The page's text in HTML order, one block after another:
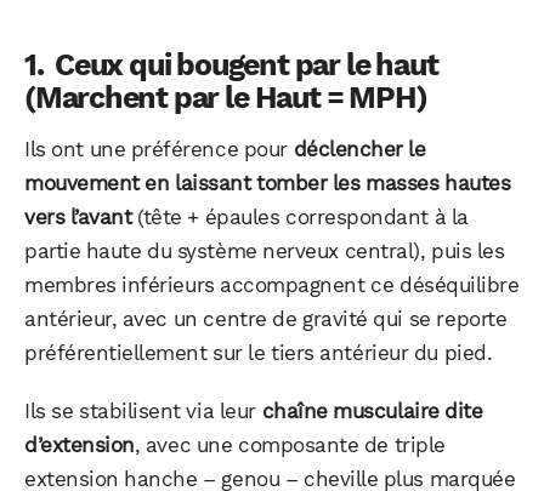
Ceux qui bougent par le haut
(Marchent par le Haut = MPH)
Ils ont une préférence pour déclencher le
mouvement en laissant tomber les masses hautes
vers l’avant(tête + épaules correspondant à la
partie haute du système nerveux central), puis les
membres inférieurs accompagnent ce déséquilibre
antérieur, avec un centre de gravité qui se reporte
préférentiellement sur le tiers antérieur du pied.
Ils se stabilisent via leur chaîne musculaire dite
d’extension, avec une composante de triple
extension hanche – genou – cheville plus marquée
Facebook X LinkedIn